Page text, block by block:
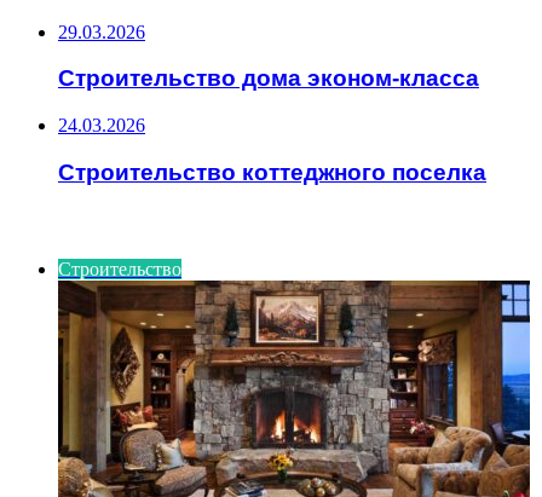
29.03.2026
Строительство дома эконом-класса
24.03.2026
Строительство коттеджного поселка
Строительство